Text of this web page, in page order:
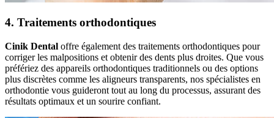
4. Traitements orthodontiques
Cinik Dental offre également des traitements orthodontiques pour
corriger les malpositions et obtenir des dents plus droites. Que vous
préfériez des appareils orthodontiques traditionnels ou des options
plus discrètes comme les aligneurs transparents, nos spécialistes en
orthodontie vous guideront tout au long du processus, assurant des
résultats optimaux et un sourire confiant.